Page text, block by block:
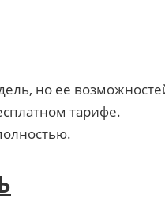
но ее
тарифе.